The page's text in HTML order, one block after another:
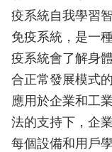
疫系統自我學習
免疫系統，是一
疫系統會了解身
合正常發展模式
應用於企業和工
法的支持下，企
每個設備和用戶